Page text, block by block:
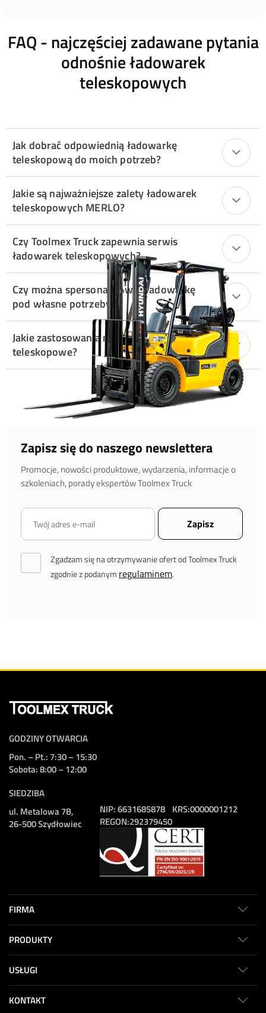
FAQ - najczęściej zadawane pytania
odnośnie ładowarek
teleskopowych
Jak dobrać odpowiednią ładowarkę
teleskopową do moich potrzeb?
Jakie są najważniejsze zalety ładowarek
teleskopowych MERLO?
Czy Toolmex Truck zapewnia serwis
ładowarek teleskopowych?
Czy można spersonalizować ładowarkę
pod własne potrzeby?
Jakie zastosowania mają ładowarki
teleskopowe?
Zapisz się do naszego newslettera
Promocje, nowości produktowe, wydarzenia, informacje o
szkoleniach, porady ekspertów Toolmex Truck
Zgadzam się na otrzymywanie ofert od Toolmex Truck
zgodnie z podanym regulaminem.
GODZINY OTWARCIA
Pon. – Pt.: 7:30 – 15:30
Sobota: 8:00 – 12:00
SIEDZIBA
ul. Metalowa 7B,
26-500 Szydłowiec
NIP:6631685878
REGON:292379450
KRS:0000001212
FIRMA
PRODUKTY
USŁUGI
KONTAKT